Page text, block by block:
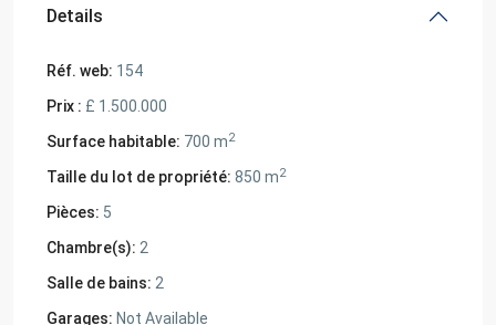
Details
Réf. web: 154
Prix : £ 1.500.000
Surface habitable: 700 m2
Taille du lot de propriété: 850 m2
Pièces: 5
Chambre(s): 2
Salle de bains: 2
Garages: Not Available